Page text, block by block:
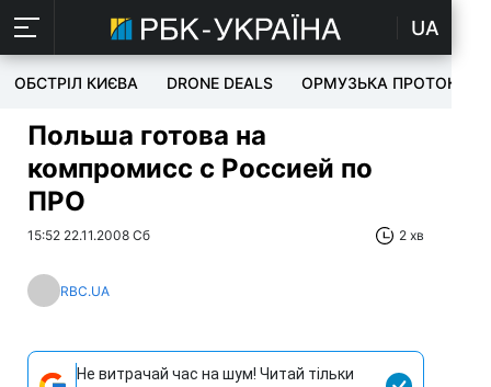
UA
ОБСТРІЛ КИЄВА DRONE DEALS ОРМУЗЬКА ПРОТОКА
Польша готова на
компромисс с Россией по
ПРО
15:52 22.11.2008 Сб 2 хв
RBC.UA
Не витрачай час на шум! Читай тільки